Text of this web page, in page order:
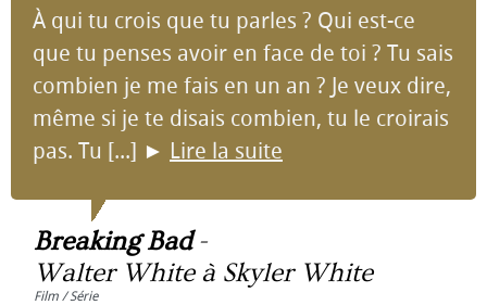
À qui tu crois que tu parles ? Qui est-ce
que tu penses avoir en face de toi ? Tu sais
combien je me fais en un an ? Je veux dire,
même si je te disais combien, tu le croirais
pas. Tu [...] ► Lire la suite
Breaking Bad-
Walter White à Skyler White
Film / Série